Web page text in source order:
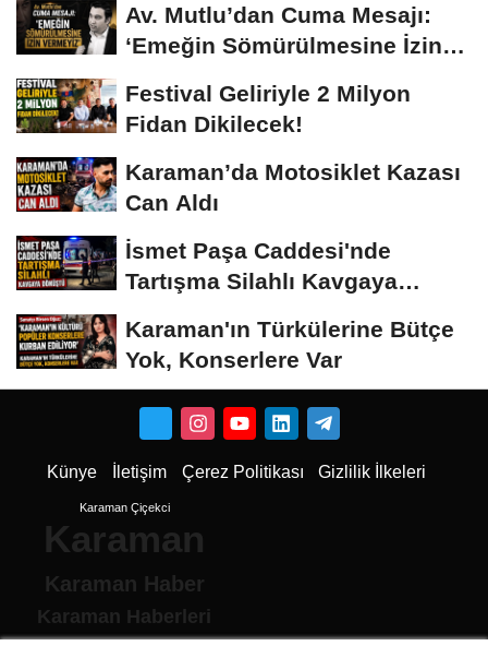
Av. Mutlu’dan Cuma Mesajı:
‘Emeğin Sömürülmesine İzin
Festival Geliriyle 2 Milyon
Fidan Dikilecek!
Karaman’da Motosiklet Kazası
Can Aldı
İsmet Paşa Caddesi'nde
Tartışma Silahlı Kavgaya
Karaman'ın Türkülerine Bütçe
Yok, Konserlere Var
Künye İletişim Çerez Politikası Gizlilik İlkeleri
Karaman Çiçekci
Karaman
Karaman Haber
Karaman Haberleri